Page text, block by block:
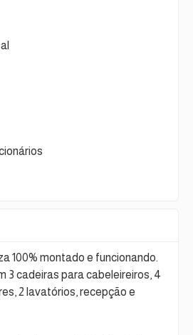
100% montado e funcionando.
3 cadeiras para cabeleireiros, 4
2 lavatórios, recepção e